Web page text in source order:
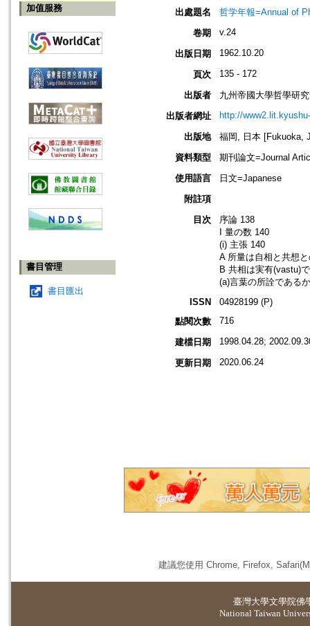
加值服務
書目管理
書目匯出
出處題名
哲学年報=Annual of
卷期
v.24
出版日期 1962.10.20
頁次 135 - 172
出版者
九州帝國大學哲學研
出版者網址
http://
出版地
福岡, 日本 [Fukuoka,
資料類型
期刊論文=Journal
使用語言
日文=Japanese
附註項
目次
序論 138
I 量の数 140
(i) 主張 140
A 所量は自相と共想
B 共相は実有(vastu)
(a)言葉の所詮である
ISSN
04928199 (P)
點閱次數
716
建檔日期 1998.04.28;
更新日期 2020.06.24
建議您使用 Chrome, Firefox,
臺灣大學文學院佛
National Taiwan